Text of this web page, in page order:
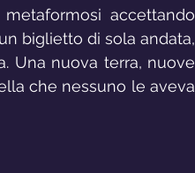
accettando
biglietto di sola andata,
Una nuova terra, nuove
che nessuno le aveva